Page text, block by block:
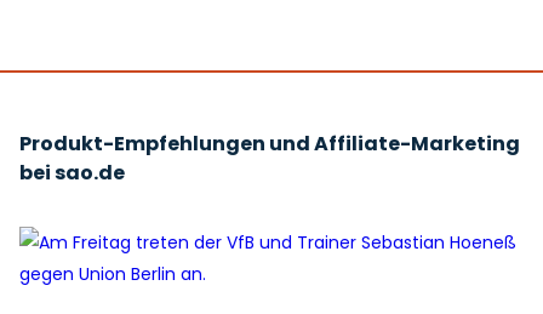
Produkt-Empfehlungen und Affiliate-Marketing
bei sao.de